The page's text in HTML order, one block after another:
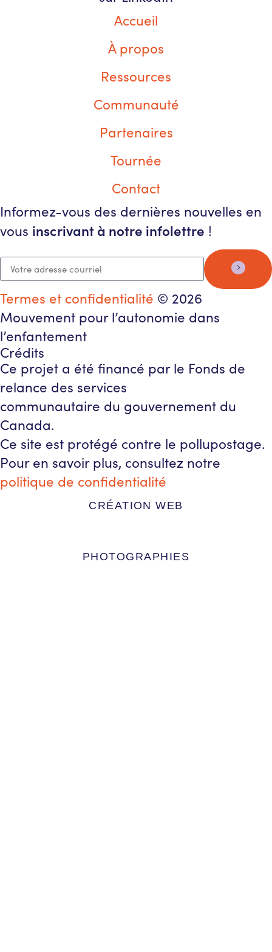
Accueil
À propos
Ressources
Communauté
Partenaires
Tournée
Contact
Informez-vous des dernières nouvelles en
vous inscrivant à notre infolettre !
Termes et confidentialité © 2026
Mouvement pour l’autonomie dans
l’enfantement
Crédits
Ce projet a été financé par le Fonds de
relance des services
communautaire du gouvernement du
Canada.
Ce site est protégé contre le pollupostage.
Pour en savoir plus, consultez notre
politique de confidentialité
CRÉATION WEB
PHOTOGRAPHIES